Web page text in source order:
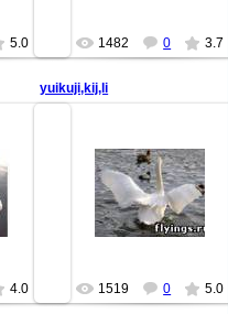
5.0 1482 0 3.7
4.0
yuikuji,kij,li
26.10.2010
farid47
1519 0 5.0